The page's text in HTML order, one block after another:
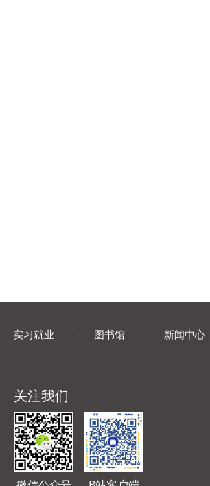
实习就业 图书馆 新闻中心
关注我们